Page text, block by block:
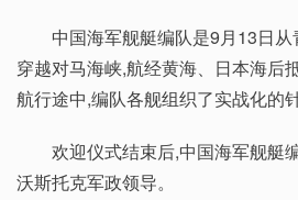
中国海军舰艇编队是9月13日
穿越对马海峡,航经黄海、日本海后
航行途中,编队各舰组织了实战化的
欢迎仪式结束后,中国海军舰艇
沃斯托克军政领导。